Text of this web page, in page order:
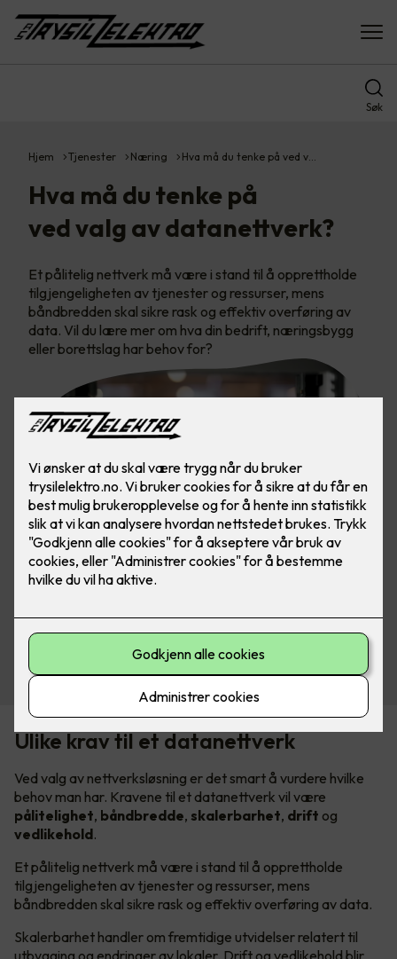
Søk
Hjem Tjenester Næring Hva må du tenke på ved v…
Hva må du tenke på
ved valg av datanettverk?
Et pålitelig nettverk må være i stand til å opprettholde
tilgjengeligheten av tjenester og ressurser, mens
båndbredden skal sikre rask og effektiv overføring av
data. Vil du lære mer om hva din bedrift, næringsbygg
eller borettslag har behov for?
Se produkter fra Schneider
Ulike krav til et datanettverk
Ved valg av nettverksløsning er det smart å vurdere hvilke
behov man har. Kravene til et datanettverk vil være
pålitelighet, båndbredde, skalerbarhet, drift og
vedlikehold.
Et pålitelig nettverk må være i stand til å opprettholde
tilgjengeligheten av tjenester og ressurser, mens
båndbredden skal sikre rask og effektiv overføring av data.
Skalerbarhet handler om fremtidige utvidelser relatert til
utbygging og endringer av lokaler. Drift og vedlikehold blir